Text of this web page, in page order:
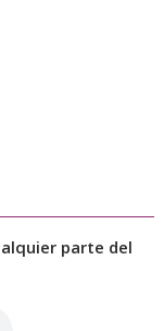
parte del